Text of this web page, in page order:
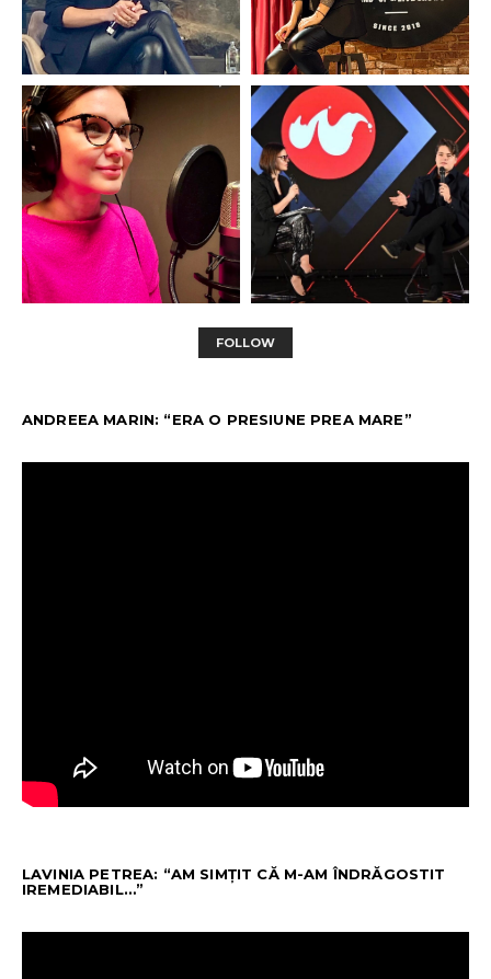
FOLLOW
ANDREEA MARIN: “ERA O PRESIUNE PREA MARE”
LAVINIA PETREA: “AM SIMȚIT CĂ M-AM ÎNDRĂGOSTIT
IREMEDIABIL…”